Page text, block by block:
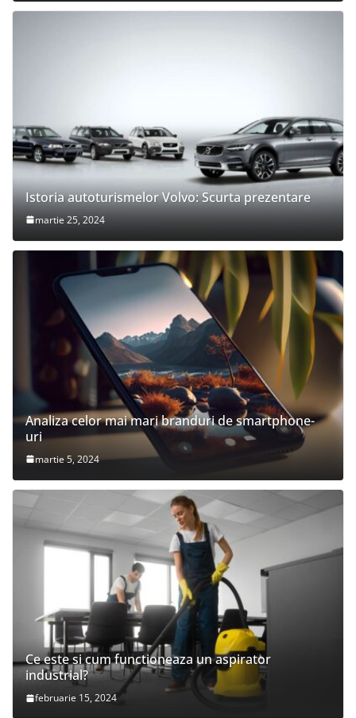
Istoria autoturismelor Volvo: Scurta prezentare
martie 25, 2024
Analiza celor mai mari branduri de smartphone-
uri
martie 5, 2024
Ce este si cum functioneaza un aspirator
industrial?
februarie 15, 2024